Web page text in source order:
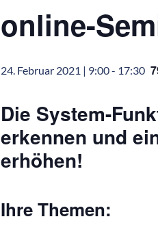
online-
24. Februar 2021 | 9:00- 17:30
Die System-
erkennen und
erhöhen!
Ihre Themen: